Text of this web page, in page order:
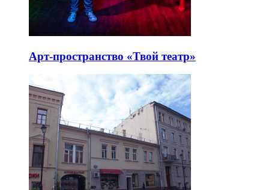
Арт-пространство «Твой театр»